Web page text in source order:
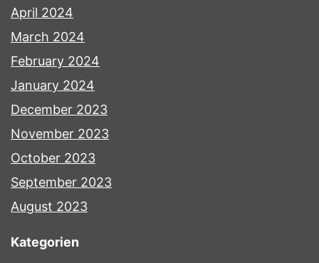
April 2024
March 2024
February 2024
January 2024
December 2023
November 2023
October 2023
September 2023
August 2023
Kategorien